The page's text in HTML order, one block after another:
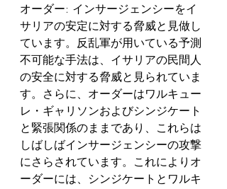
オーダー: インサージェンシーをイ
サリアの安定に対する脅威と見做し
ています。反乱軍が用いている予測
不可能な手法は、イサリアの民間人
の安全に対する脅威と見られていま
す。さらに、オーダーはワルキュー
レ・ギャリソンおよびシンジケート
と緊張関係のままであり、これらは
しばしばインサージェンシーの攻撃
にさらされています。これによりオ
ーダーには、シンジケートとワルキ